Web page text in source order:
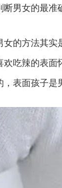
男女的最准
方法其实
欢吃辣的表
表面孩子是